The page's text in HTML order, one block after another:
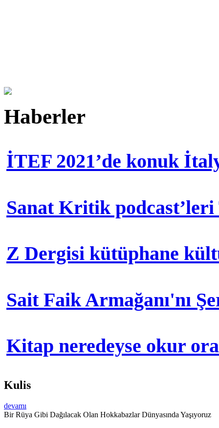
Haberler
İTEF 2021’de konuk
Sanat Kritik podcast’leri
Z Dergisi kütüphane
Sait Faik Armağanı'nı
Kitap neredeyse okur
Kulis
devamı
Bir Rüya Gibi Dağılacak Olan Hokkabazlar Dünyasında Yaşıyoruz